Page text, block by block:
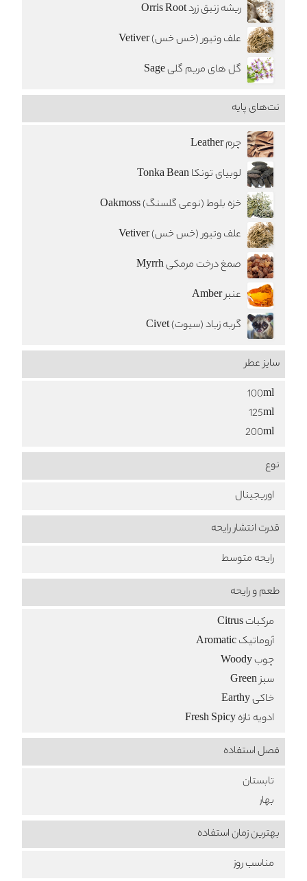
ریشه زنبق زرد Orris Root
علف وتیور (خس خس) Vetiver
گل های مریم گلی Sage
نت‌های پایه
چرم Leather
لوبیای تونکا Tonka Bean
خزه بلوط (نوعی گلسنگ) Oakmoss
علف وتیور (خس خس) Vetiver
صمغ درخت مرمکی Myrrh
عنبر Amber
گربه زباد (سیوت) Civet
سایز عطر
100ml
125ml
200ml
نوع
اوریجینال
قدرت انتشار رایحه
رایحه متوسط
طعم‌ و رایحه
مرکبات Citrus
آروماتیک Aromatic
چوب Woody
سبز Green
خاکی Earthy
ادویه تازه Fresh Spicy
فصل استفاده
تابستان
بهار
بهترین زمان استفاده
مناسب روز